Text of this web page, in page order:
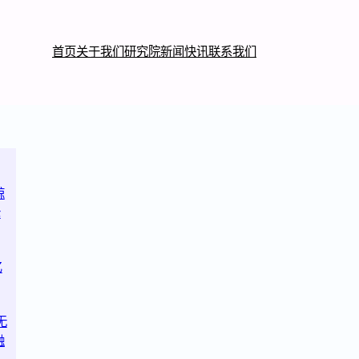
首页关于我们 研究院新闻快讯联系我们